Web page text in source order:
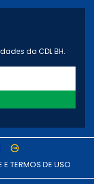
da CDL BH.
TERMOS DE USO